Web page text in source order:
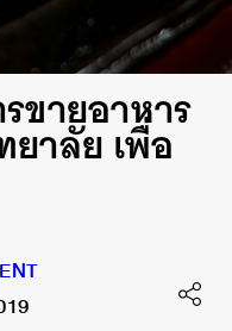
ขายอาหาร
ยาลัย เพื่อ